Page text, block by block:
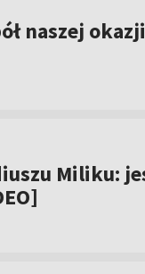
naszej
Miliku: